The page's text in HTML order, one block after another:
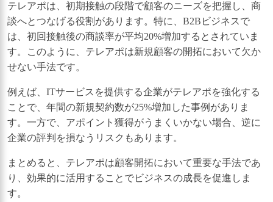
テレアポは、初期接触の段階で顧客のニーズを把握し、商
談へとつなげる役割があります。特に、B2Bビジネスで
は、初回接触後の商談率が平均20%増加するとされていま
す。このように、テレアポは新規顧客の開拓において欠か
せない手法です。
例えば、ITサービスを提供する企業がテレアポを強化する
ことで、年間の新規契約数が25%増加した事例がありま
す。一方で、アポイント獲得がうまくいかない場合、逆に
企業の評判を損なうリスクもあります。
まとめると、テレアポは顧客開拓において重要な手法であ
り、効果的に活用することでビジネスの成長を促進しま
す。